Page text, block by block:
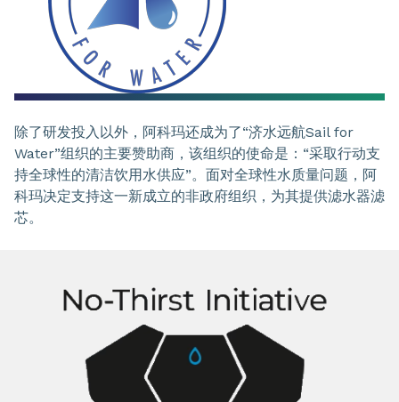
除了研发投入以外，阿科玛还成为了“济水远航Sail for
Water”组织的主要赞助商，该组织的使命是：“采取行动支
持全球性的清洁饮用水供应”。面对全球性水质量问题，阿
科玛决定支持这一新成立的非政府组织，为其提供滤水器滤
芯。